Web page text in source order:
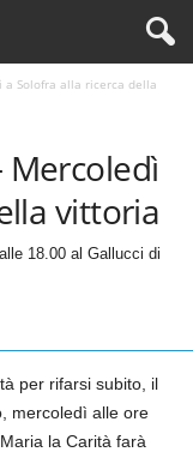
a Solofra alla ricerca della
Mercoledì
vittoria
18.00 al Gallucci di
per rifarsi subito, il
mercoledì alle ore
la Carità farà